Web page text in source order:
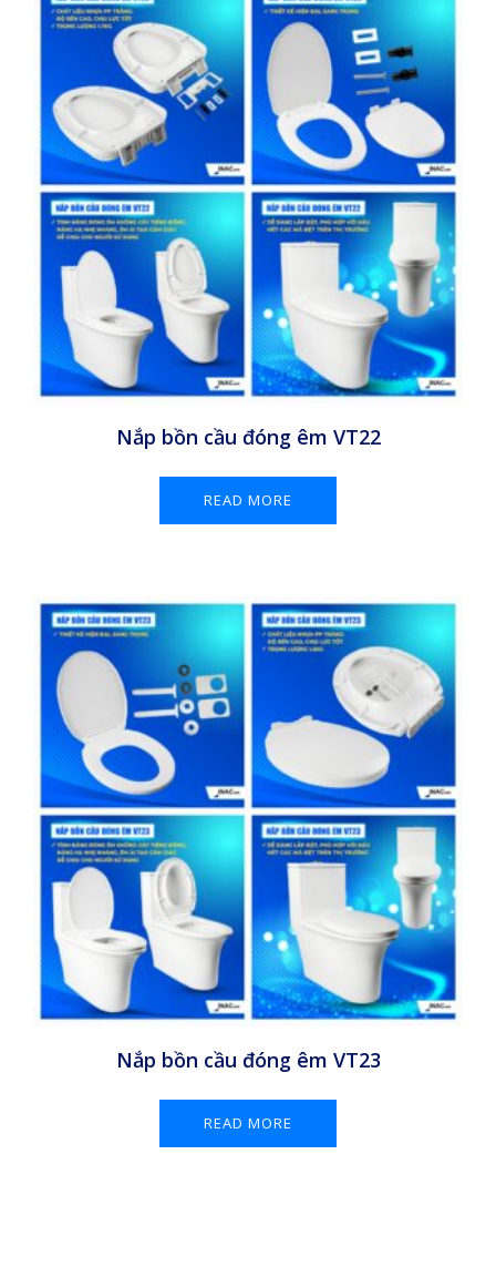
Nắp bồn cầu đóng êm VT22
READ MORE
Nắp bồn cầu đóng êm VT23
READ MORE